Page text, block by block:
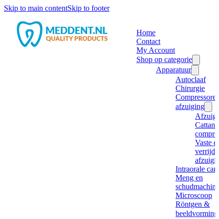
Skip to main contentSkip to footer
Home
Contact
My Account
Shop op categorie
Apparatuur
Autoclaaf
Chirurgie
afzuiging
Cattani
Vaste
Intraorale
Meng en
Microscoop
Röntgen &
beeldvorming